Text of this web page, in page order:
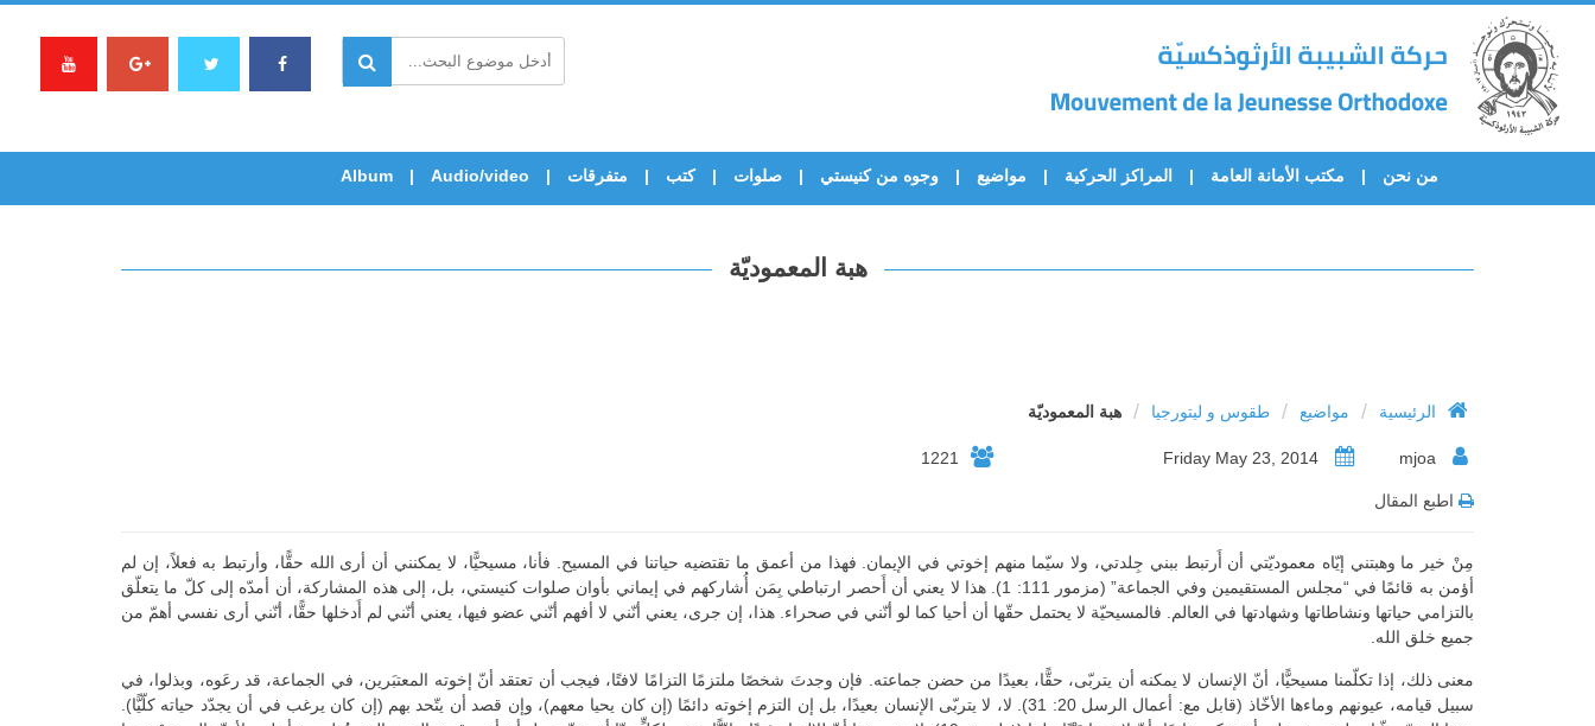
من نحن مكتب الأمانة العامة المراكز الحركية مواضيع وجوه من كنيستي صلوات كتب متفرقات Audio/video
Album
هبة المعموديّة
الرئيسية / مواضيع / طقوس و ليتورجيا / هبة المعموديّة
1221
اطبع المقال
مِنْ خير ما وهبتني إيّاه معموديّتي أن أَرتبط ببني جِلدتي، ولا سيّما منهم إخوتي في الإيمان. فهذا من أعمق ما تقتضيه حياتنا في المسيح. فأنا، مسيحيًّا، لا يمكنني أن أرى الله حقًّا، وأرتبط به فعلاً، إن لم
أؤمن به قائمًا في “مجلس المستقيمين وفي الجماعة” (مزمور 111: 1). هذا لا يعني أن أَحصر ارتباطي بِمَن أُشاركهم في إيماني بأوان صلوات كنيستي، بل، إلى هذه المشاركة، أن أمدّه إلى كلّ ما يتعلّق
بالتزامي حياتها ونشاطاتها وشهادتها في العالم. فالمسيحيّة لا يحتمل حقّها أن أحيا كما لو أنّني في صحراء. هذا، إن جرى، يعني أنّني لا أفهم أنّني عضو فيها، يعني أنّني لم أَدخلها حقًّا، أنّني أرى نفسي أهمّ من
جميع خلق الله.
معنى ذلك، إذا تكلّمنا مسيحيًّا، أنّ الإنسان لا يمكنه أن يتربّى، حقًّا، بعيدًا من حضن جماعته. فإن وجدتَ شخصًا ملتزمًا التزامًا لافتًا، فيجب أن تعتقد أنّ إخوته المعتبَرين، في الجماعة، قد رعَوه، وبذلوا، في
سبيل قيامه، عيونهم وماءها الأخّاذ (قابل مع: أعمال الرسل 20: 31). لا، لا يتربّى الإنسان بعيدًا، بل إن التزم إخوته دائمًا (إن كان يحيا معهم)، وإن قصد أن يتّحد بهم (إن كان يرغب في أن يجدّد حياته كلّيًّا).